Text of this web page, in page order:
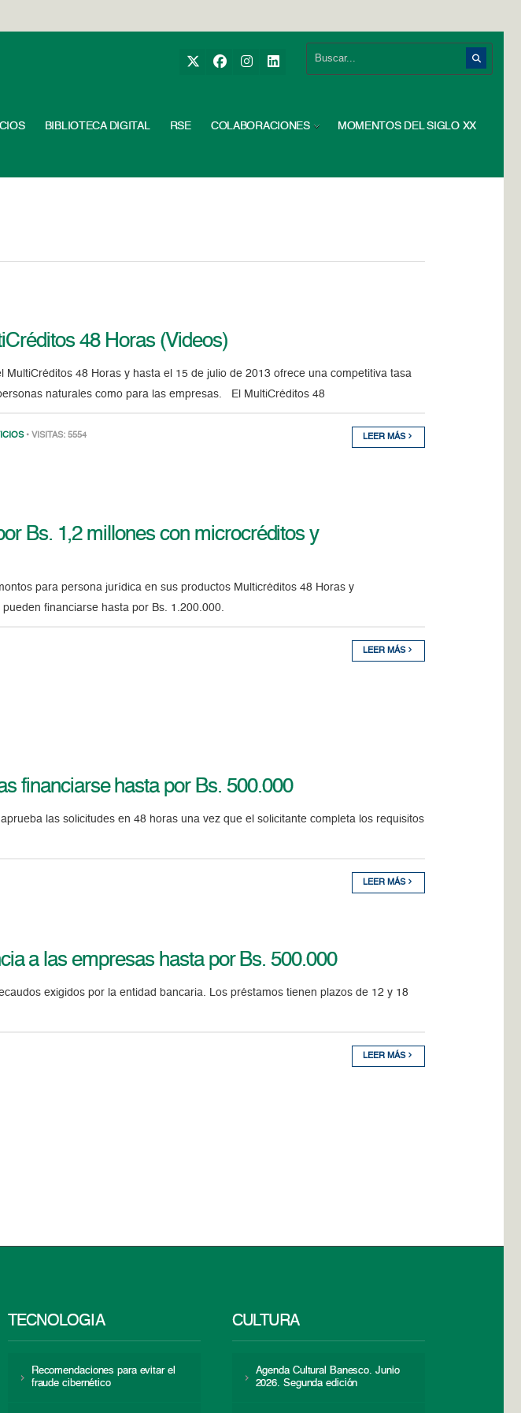
BIBLIOTECA DIGITAL RSE COLABORACIONES MOMENTOS DEL SIGLO XX
48 Horas (Videos)
MultiCréditos 48 Horas y hasta el 15 de julio de 2013 ofrece una competitiva tasa
naturales como para las empresas. El MultiCréditos 48
• VISITAS: 5554 LEER MÁS
Bs. 1,2 millones con microcréditos y
para persona jurídica en sus productos Multicréditos 48 Horas y
financiarse hasta por Bs. 1.200.000.
LEER MÁS
financiarse hasta por Bs. 500.000
las solicitudes en 48 horas una vez que el solicitante completa los requisitos
LEER MÁS
a las empresas hasta por Bs. 500.000
exigidos por la entidad bancaria. Los préstamos tienen plazos de 12 y 18
LEER MÁS
TECNOLOGÍA
Recomendaciones para evitar el
fraude cibernético
CULTURA
Agenda Cultural Banesco. Junio
2026. Segunda edición